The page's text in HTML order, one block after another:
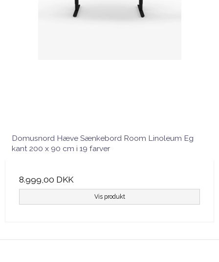
Domusnord Hæve Sænkebord Room Linoleum Eg
kant 200 x 90 cm i 19 farver
8.999,00 DKK
Vis produkt